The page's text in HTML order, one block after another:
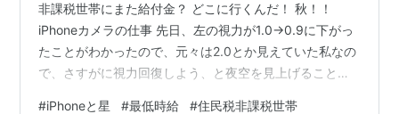
非課税世帯にまた給付金？ どこに行くんだ！ 秋！！
iPhoneカメラの仕事 先日、左の視力が1.0→0.9に下がっ
たことがわかったので、元々は2.0とか見えていた私なの
で、さすがに視力回復しよう、と夜空を見上げることに
#iPhoneと星 #最低時給 #住民税非課税世帯